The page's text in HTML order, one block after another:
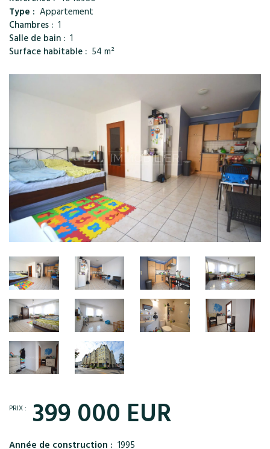
Type : Appartement
Chambres : 1
Salle de bain : 1
Surface habitable : 54 m²
PRIX : 399 000 EUR